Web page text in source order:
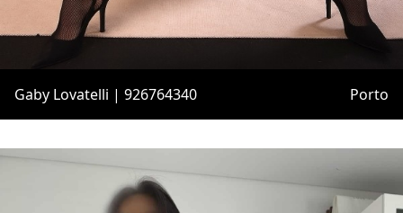
Gaby Lovatelli | 926764340 Porto